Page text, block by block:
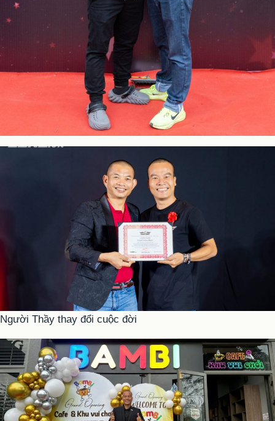
Người Thầy thay đổi cuộc đời